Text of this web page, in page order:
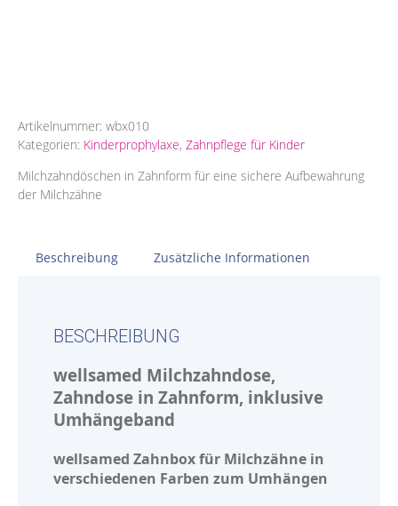
Artikelnummer: wbx010
Kategorien: Kinderprophylaxe, Zahnpflege für Kinder
Milchzahndöschen in Zahnform für eine sichere Aufbewahrung
der Milchzähne
Beschreibung Zusätzliche Informationen
BESCHREIBUNG
wellsamed Milchzahndose,
Zahndose in Zahnform, inklusive
Umhängeband
wellsamed Zahnbox für Milchzähne in
verschiedenen Farben zum Umhängen